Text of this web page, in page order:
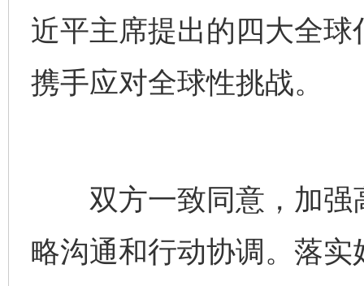
近平主席提出的四大全
携手应对全球性挑战。
双方一致同意，加强
略沟通和行动协调。落